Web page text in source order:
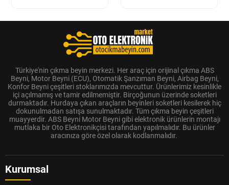
Türkiye'nin çıkma beyin merkezi. Her araç için orijinal çıkma ABS
Beyni, Motor Beyni (ECU), Otomatik Şanzıman Beyni, Airbag Beyni,
Konfor Beyni çeşitleri stoklarımızda mevcuttur. Ürünlerimiz kesinlikle
içi açılmamış ve tamir edilmemiştir. Birçoğunun üzerinde soketleri
durmaktadır. Hurdaya çıkan araçların beyinleri soketleri kesilerek hiç
dokunulmadan satışa sunulmaktadır. Tüm çıkma beyin çeşitleri
muayyerdir. ABS Beyni Motor Beyni gibi elektronik ürünlerin montajı
mutlaka bir Oto Elektronikçisi tarafından yapılmalıdır. Bu ürünler
aracınıza göre özel olarak kodlanmalıdır.
Kurumsal